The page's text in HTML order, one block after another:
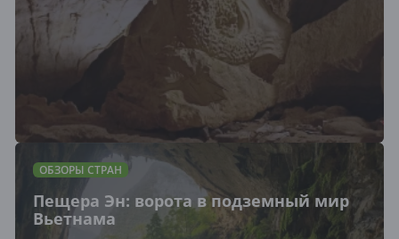
ОБЗОРЫ СТРАН
Пещера Эн: ворота в подземный мир
Вьетнама